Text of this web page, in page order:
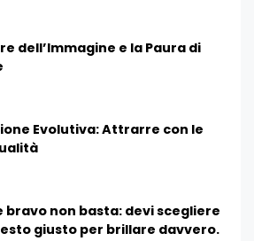
dell’Immagine e la Paura di
Evolutiva: Attrarre con le
bravo non basta: devi scegliere
giusto per brillare davvero.